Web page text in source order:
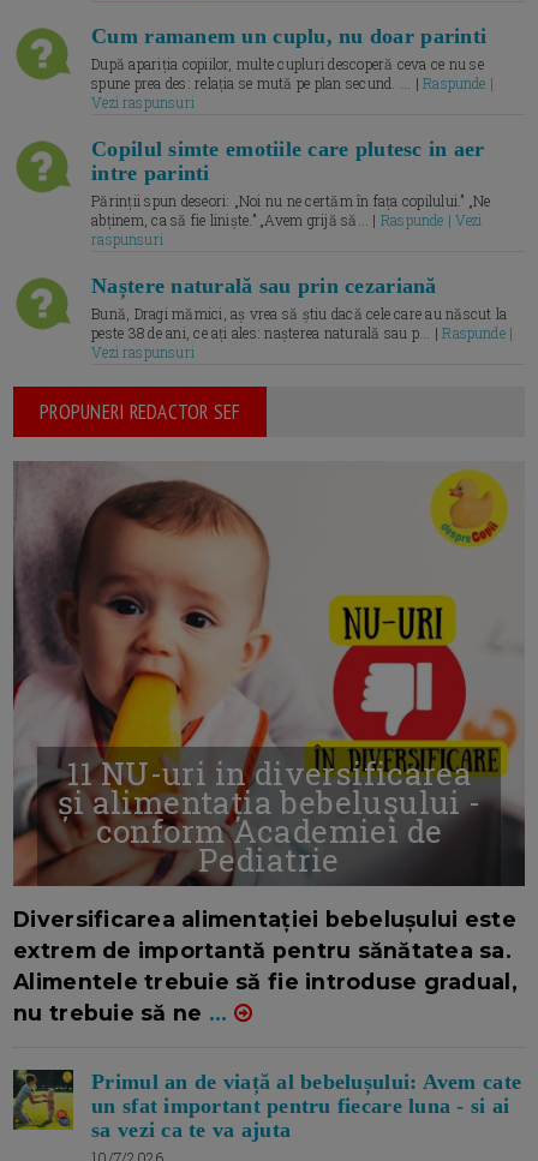
Cum ramanem un cuplu, nu doar parinti
După apariția copiilor, multe cupluri descoperă ceva ce nu se
spune prea des: relația se mută pe plan secund. ... |Raspunde |
Vezi raspunsuri
Copilul simte emotiile care plutesc in aer
intre parinti
Părinții spun deseori: „Noi nu ne certăm în fața copilului.” „Ne
abținem, ca să fie liniște.” „Avem grijă să... | Raspunde | Vezi
raspunsuri
Naștere naturală sau prin cezariană
Bună, Dragi mămici, aș vrea să știu dacă cele care au născut la
peste 38 de ani, ce ați ales: nașterea naturală sau p... |Raspunde |
Vezi raspunsuri
PROPUNERI REDACTOR SEF
11 NU-uri in diversificarea
și alimentația bebelușului -
conform Academiei de
Pediatrie
Diversificarea alimentației bebelușului este
extrem de importantă pentru sănătatea sa.
Alimentele trebuie să fie introduse gradual,
nu trebuie să ne ...
Primul an de viață al bebelușului: Avem cate
un sfat important pentru fiecare luna - si ai
sa vezi ca te va ajuta